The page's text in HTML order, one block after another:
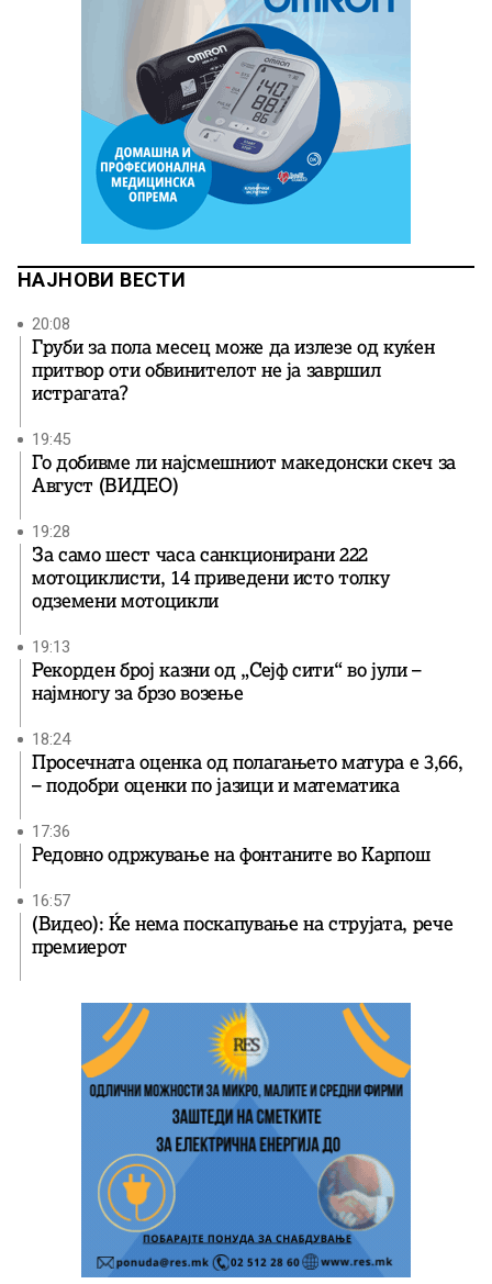
НАЈНОВИ ВЕСТИ
20:08
Груби за пола месец може да излезе од куќен
притвор оти обвинителот не ја завршил
истрагата?
19:45
Го добивме ли најсмешниот македонски скеч за
Август (ВИДЕО)
19:28
За само шест часа санкционирани 222
мотоциклисти, 14 приведени исто толку
одземени мотоцикли
19:13
Рекорден број казни од „Сејф сити“ во јули –
најмногу за брзо возење
18:24
Просечната оценка од полагањето матура е 3,66,
– подобри оценки по јазици и математика
17:36
Редовно одржување на фонтаните во Карпош
16:57
(Видео): Ќе нема поскапување на струјата, рече
премиерот